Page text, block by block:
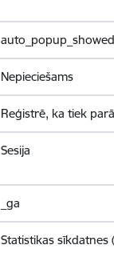
auto_popup_showed
Nepieciešams
Reģistrē, ka tiek
Sesija
_ga
Statistikas sīkdatnes